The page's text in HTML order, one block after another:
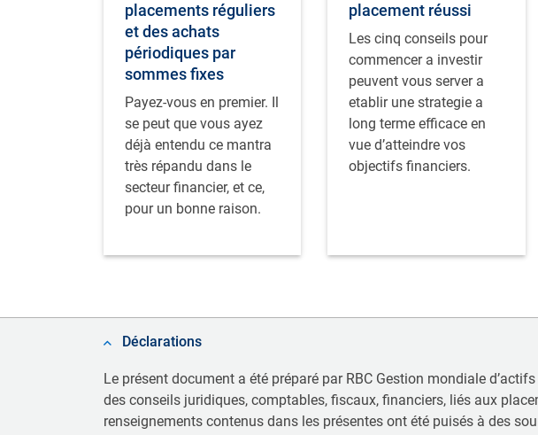
placements réguliers
et des achats
périodiques par
sommes fixes
Payez-vous en premier. Il
se peut que vous ayez
déjà entendu ce mantra
très répandu dans le
secteur financier, et ce,
pour un bonne raison.
placement réussi
Les cinq conseils pour
commencer a investir
peuvent vous server a
etablir une strategie a
long terme efficace en
vue d’atteindre vos
objectifs financiers.
Déclarations
Le présent document a été préparé par RBC Gestion mondiale
des conseils juridiques, comptables, fiscaux, financiers, liés aux
renseignements contenus dans les présentes ont été puisés à des